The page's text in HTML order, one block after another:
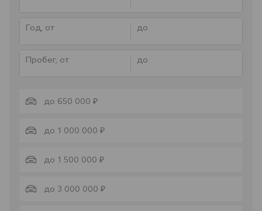
Год, от до
Пробег, от до
до 650 000 ₽
до 1 000 000 ₽
до 1 500 000 ₽
до 3 000 000 ₽